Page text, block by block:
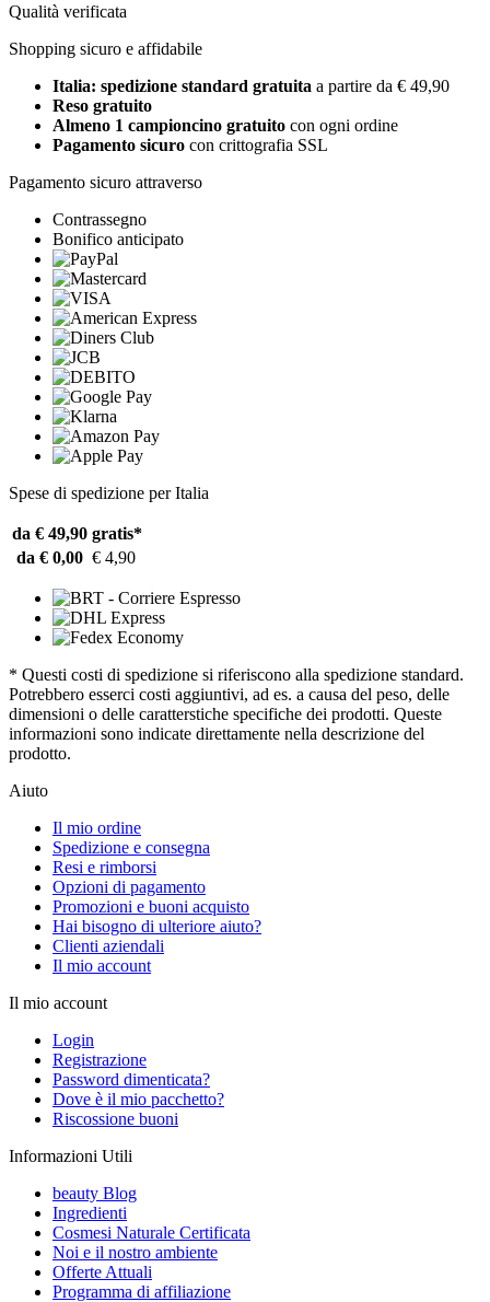
Qualità verificata
Shopping sicuro e affidabile
Italia: spedizione standard gratuita a partire da € 49,90
Reso gratuito
Almeno 1 campioncino gratuito con ogni ordine
Pagamento sicuro con crittografia SSL
Pagamento sicuro attraverso
Contrassegno
Bonifico anticipato
Spese di spedizione per Italia
da € 49,90 gratis*
da € 0,00 € 4,90
* Questi costi di spedizione si riferiscono alla spedizione standard.
Potrebbero esserci costi aggiuntivi, ad es. a causa del peso, delle
dimensioni o delle caratterstiche specifiche dei prodotti. Queste
informazioni sono indicate direttamente nella descrizione del
prodotto.
Aiuto
Il mio ordine
Spedizione e consegna
Resi e rimborsi
Opzioni di pagamento
Promozioni e buoni acquisto
Hai bisogno di ulteriore aiuto?
Clienti aziendali
Il mio account
Il mio account
Login
Registrazione
Password dimenticata?
Dove è il mio pacchetto?
Riscossione buoni
Informazioni Utili
beauty Blog
Ingredienti
Cosmesi Naturale Certificata
Noi e il nostro ambiente
Offerte Attuali
Programma di affiliazione